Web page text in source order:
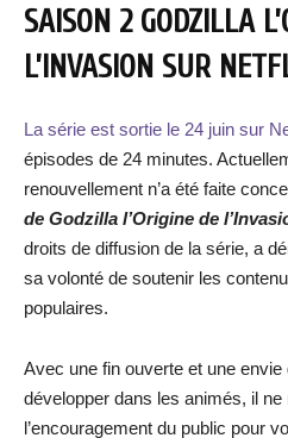
SAISON 2 GODZILLA
L’INVASION SUR
La série est sortie le 24 juin sur
épisodes de 24 minutes.
renouvellement n’a été faite
de Godzilla l’Origine de
droits de diffusion de la série, a
sa volonté de soutenir les
populaires.
Avec une fin ouverte et une
développer dans les animés, il ne
l’encouragement du public pour